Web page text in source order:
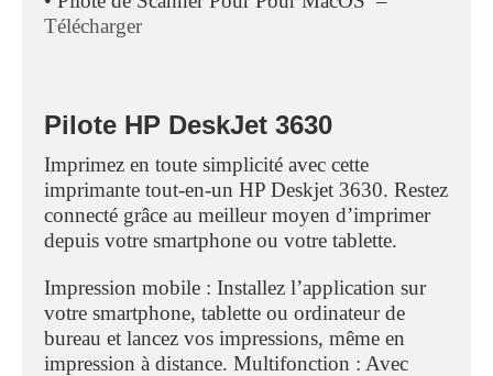
Télécharger
Pilote HP DeskJet 3630
Imprimez en toute simplicité avec cette
imprimante tout-en-un HP Deskjet 3630. Restez
connecté grâce au meilleur moyen d’imprimer
depuis votre smartphone ou votre tablette.
Impression mobile : Installez l’application sur
votre smartphone, tablette ou ordinateur de
bureau et lancez vos impressions, même en
impression à distance. Multifonction : Avec